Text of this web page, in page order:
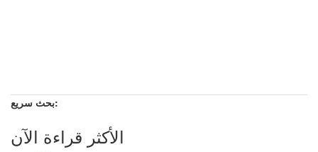
بحث سريع:
الأكثر قراءة الآن